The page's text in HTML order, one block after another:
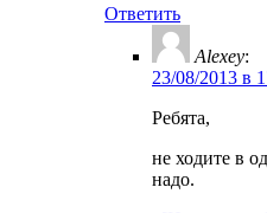
Ответить
Alexey:
23/08/2013 в
Ребята,
не ходите в
надо.